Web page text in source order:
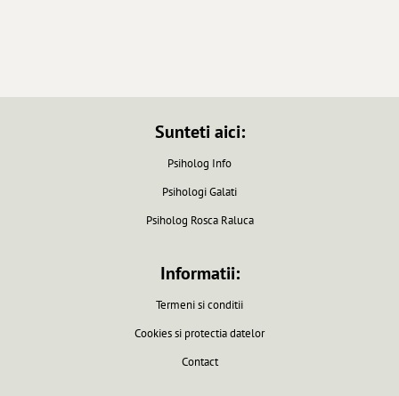
Sunteti aici:
Psiholog Info
Psihologi Galati
Psiholog Rosca Raluca
Informatii:
Termeni si conditii
Cookies si protectia datelor
Contact